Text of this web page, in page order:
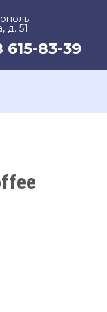
д. 51
615-83-39